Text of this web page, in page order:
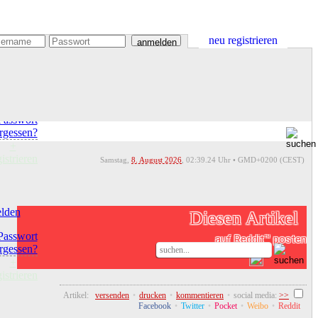
anmelden neu registrieren
Samstag, 8. August 2026 02:39 .25 Uhr • GMD+0200 (CEST)
Diesen Artikel
auf Reddit™ posten
teilen
Artikel: versenden • drucken • kommentieren • social media: >>
Facebook • Twitter • Pocket • Weibo • Reddit